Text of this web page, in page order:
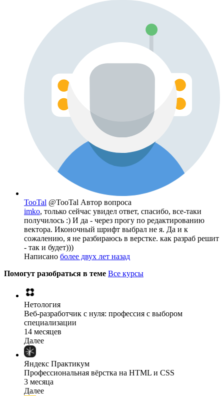
TooTal @TooTal Автор вопроса
imko, только сейчас увидел ответ, спасибо, все-таки
получилось :) И да - через прогу по редактированию
вектора. Иконочный шрифт выбрал не я. Да и к
сожалению, я не разбираюсь в верстке. как разраб решит
- так и будет)))
Написано более двух лет назад
Помогут разобраться в теме Все курсы
Нетология
Веб-разработчик с нуля: профессия с выбором
специализации
14 месяцев
Далее
Яндекс Практикум
Профессиональная вёрстка на HTML и CSS
3 месяца
Далее